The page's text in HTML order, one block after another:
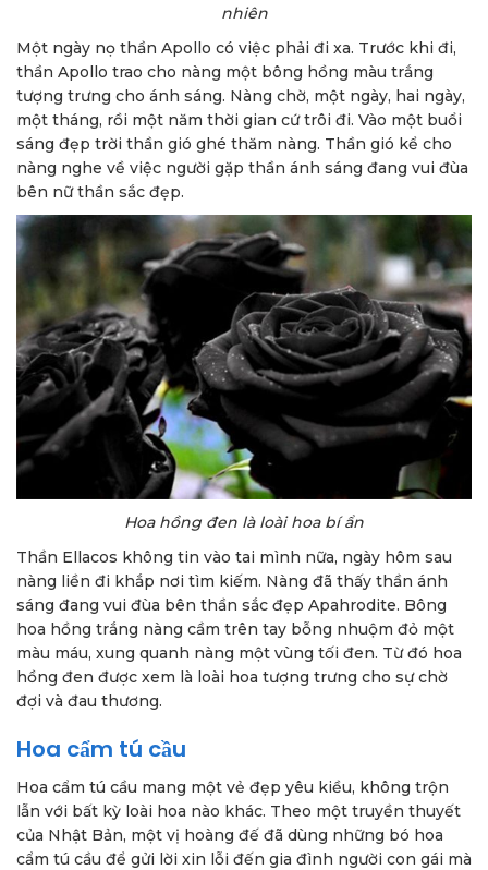
nhiên
Một ngày nọ thần Apollo có việc phải đi xa. Trước khi đi,
thần Apollo trao cho nàng một bông hồng màu trắng
tượng trưng cho ánh sáng. Nàng chờ, một ngày, hai ngày,
một tháng, rồi một năm thời gian cứ trôi đi. Vào một buổi
sáng đẹp trời thần gió ghé thăm nàng. Thần gió kể cho
nàng nghe về việc người gặp thần ánh sáng đang vui đùa
bên nữ thần sắc đẹp.
Hoa hồng đen là loài hoa bí ẩn
Thần Ellacos không tin vào tai mình nữa, ngày hôm sau
nàng liền đi khắp nơi tìm kiếm. Nàng đã thấy thần ánh
sáng đang vui đùa bên thần sắc đẹp Apahrodite. Bông
hoa hồng trắng nàng cầm trên tay bỗng nhuộm đỏ một
màu máu, xung quanh nàng một vùng tối đen. Từ đó hoa
hồng đen được xem là loài hoa tượng trưng cho sự chờ
đợi và đau thương.
Hoa cẩm tú cầu
Hoa cẩm tú cầu mang một vẻ đẹp yêu kiều, không trộn
lẫn với bất kỳ loài hoa nào khác. Theo một truyền thuyết
của Nhật Bản, một vị hoàng đế đã dùng những bó hoa
cẩm tú cầu để gửi lời xin lỗi đến gia đình người con gái mà